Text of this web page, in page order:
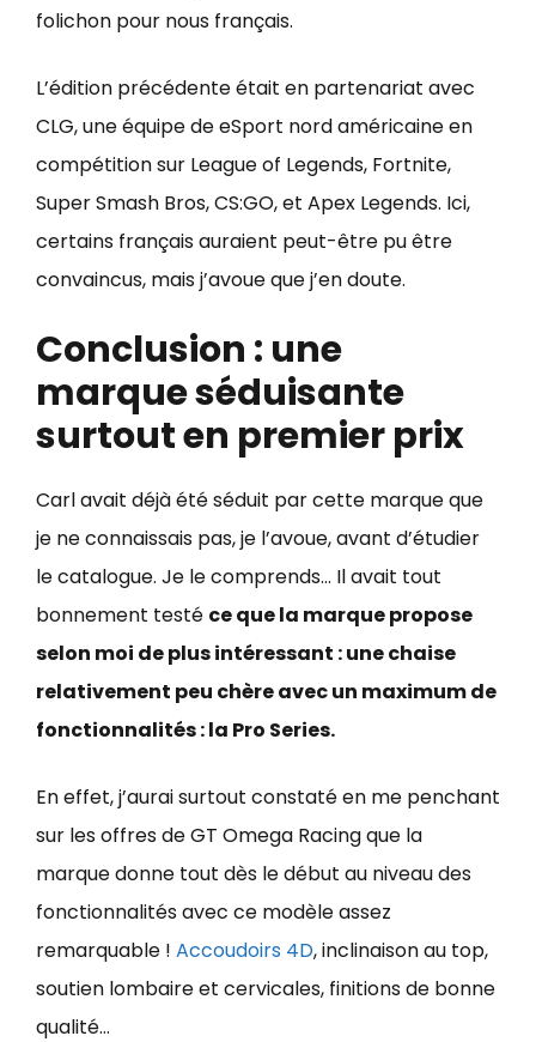
folichon pour nous français.
L’édition précédente était en partenariat avec
CLG, une équipe de eSport nord américaine en
compétition sur League of Legends, Fortnite,
Super Smash Bros, CS:GO, et Apex Legends. Ici,
certains français auraient peut-être pu être
convaincus, mais j’avoue que j’en doute.
Conclusion : une
marque séduisante
surtout en premier prix
Carl avait déjà été séduit par cette marque que
je ne connaissais pas, je l’avoue, avant d’étudier
le catalogue. Je le comprends… Il avait tout
bonnement testé ce que la marque propose
selon moi de plus intéressant : une chaise
relativement peu chère avec un maximum de
fonctionnalités : la Pro Series.
En effet, j’aurai surtout constaté en me penchant
sur les offres de GT Omega Racing que la
marque donne tout dès le début au niveau des
fonctionnalités avec ce modèle assez
remarquable ! Accoudoirs 4D, inclinaison au top,
soutien lombaire et cervicales, finitions de bonne
qualité…